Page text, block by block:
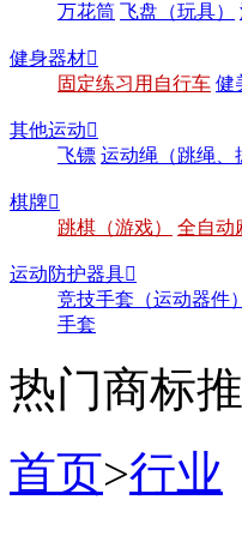
万花筒 飞盘（玩具）
健身器材
固定练习用自行车 健
其他运动
飞镖 运动绳（跳绳、
棋牌
跳棋（游戏）
全自动
运动防护器具
竞技手套（运动器件）
手套
热门商标
首页>行业